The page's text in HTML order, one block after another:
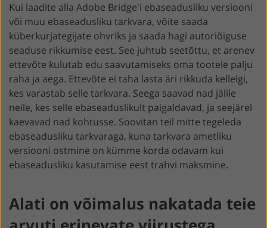
Kui laadite alla Adobe Bridge'i ebaseadusliku versiooni
või muu ebaseadusliku tarkvara, võite saada
küberkurjategijate ohvriks ja saada hagi autoriõiguse
seaduse rikkumise eest. See juhtub seetõttu, et arenev
ettevõte kulutab edu saavutamiseks oma tootele palju
raha ja aega. Ettevõte ei taha lasta äri rikkuda kellelgi,
kes varastab selle tarkvara. Seega saavad nad jälile
neile, kes selle ebaseaduslikult paigaldavad, ja seejärel
kaevavad nad kohtusse. Soovitan teil mitte tegeleda
ebaseadusliku tarkvaraga, kuna tarkvara ametliku
versiooni ostmine on kümme korda odavam kui
ebaseadusliku kasutamise eest trahvi maksmine.
Alati on võimalus nakatada teie